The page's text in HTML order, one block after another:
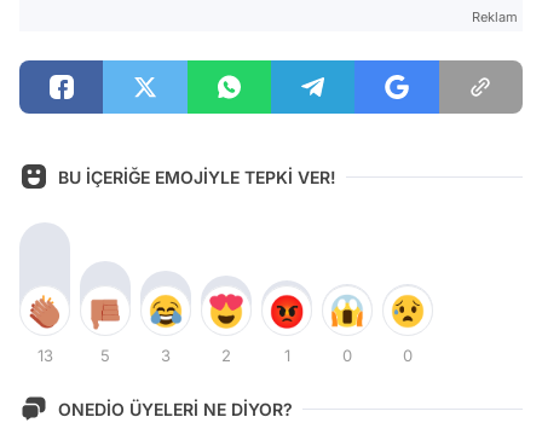
Reklam
BU İÇERİĞE EMOJİYLE TEPKİ VER!
13 5 3 2 1 0 0
ONEDİO ÜYELERİ NE DİYOR?